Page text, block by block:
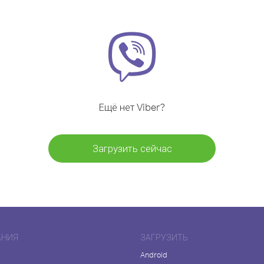
Ещё нет Viber?
Загрузить сейчас
ЗАГРУЗИТЬ
Android